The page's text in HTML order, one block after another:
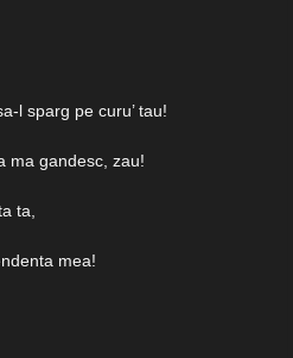
l sparg pe curu’ tau!
ma gandesc, zau!
ta,
mea!